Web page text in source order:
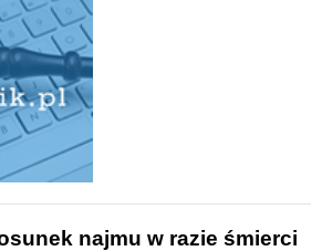
najmu w razie śmierci